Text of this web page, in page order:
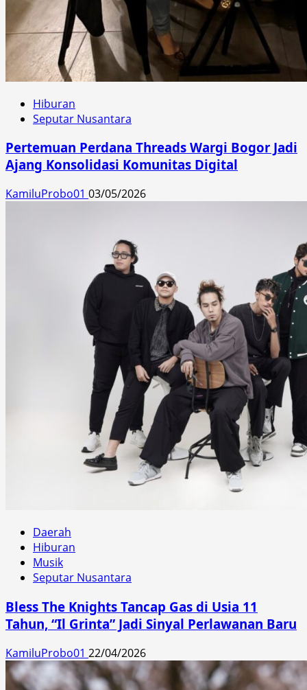
Hiburan
Seputar Nusantara
Pertemuan Perdana Threads Wargi Bogor Jadi
Ajang Konsolidasi Komunitas Digital
KamiluProbo01 03/05/2026
Daerah
Hiburan
Musik
Seputar Nusantara
Bless The Knights Tancap Gas di Usia 11
Tahun, “Il Grinta” Jadi Sinyal Perlawanan Baru
KamiluProbo01 22/04/2026